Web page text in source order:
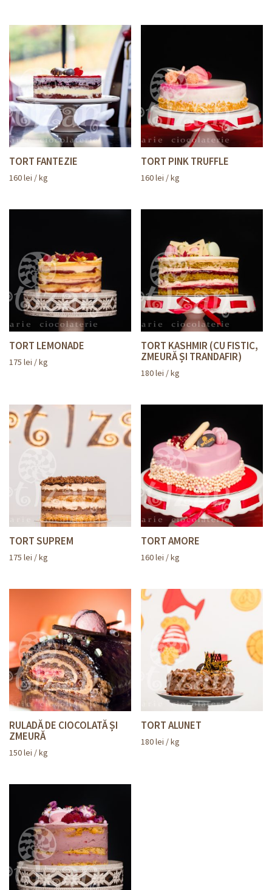
TORT FANTEZIE
160lei / kg
TORT PINK TRUFFLE
160lei / kg
TORT LEMONADE
175 lei / kg
TORT KASHMIR (CU FISTIC,
ZMEURĂ ȘI TRANDAFIR)
180lei / kg
TORT SUPREM
175 lei / kg
TORT AMORE
160lei / kg
RULADĂ DE CIOCOLATĂ ȘI
ZMEURĂ
150lei / kg
TORT ALUNET
180lei / kg